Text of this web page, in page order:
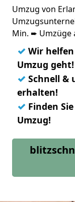
Umzug von
Min. ➨ Umzüge
✓ Wir
Umzug geht!
✓ Schnell &
erhalten!
✓ Finden
Umzug!